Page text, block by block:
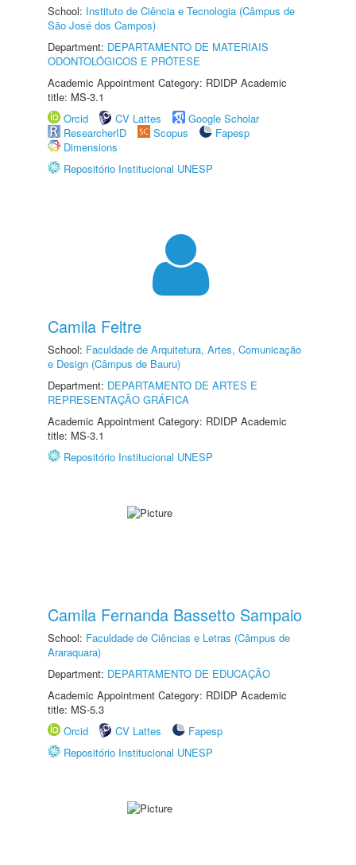
School: Instituto de Ciência e Tecnologia (Câmpus de
São José dos Campos)
Department: DEPARTAMENTO DE MATERIAIS
ODONTOLÓGICOS E PRÓTESE
Academic Appointment Category: RDIDP Academic
title: MS-3.1
Orcid
CV Lattes
Google Scholar
ResearcherID
Scopus
Fapesp
Dimensions
Repositório Institucional UNESP
Camila Feltre
School: Faculdade de Arquitetura, Artes, Comunicação
e Design (Câmpus de Bauru)
Department: DEPARTAMENTO DE ARTES E
REPRESENTAÇÃO GRÁFICA
Academic Appointment Category: RDIDP Academic
title: MS-3.1
Repositório Institucional UNESP
Camila Fernanda Bassetto Sampaio
School: Faculdade de Ciências e Letras (Câmpus de
Araraquara)
Department: DEPARTAMENTO DE EDUCAÇÃO
Academic Appointment Category: RDIDP Academic
title: MS-5.3
Orcid
CV Lattes
Fapesp
Repositório Institucional UNESP